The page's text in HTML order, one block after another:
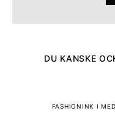
DU KANSKE
FASHIONINK I